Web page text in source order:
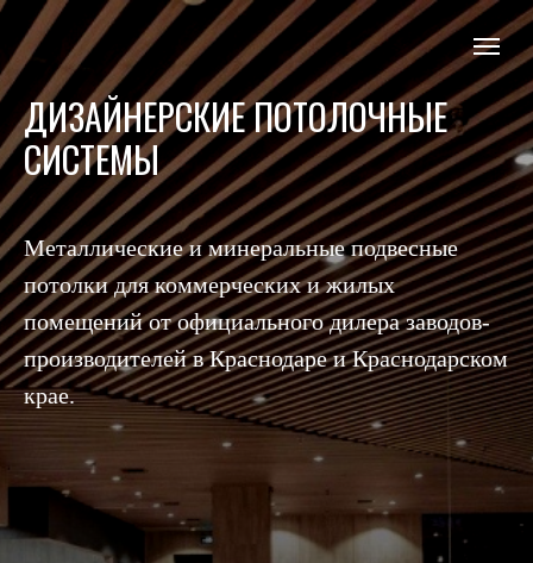
ДИЗАЙНЕРСКИЕ ПОТОЛОЧНЫЕ
СИСТЕМЫ
Металлические и минеральные подвесные
потолки для коммерческих и жилых
помещений от официального дилера заводов-
производителей в Краснодаре и Краснодарском
крае.